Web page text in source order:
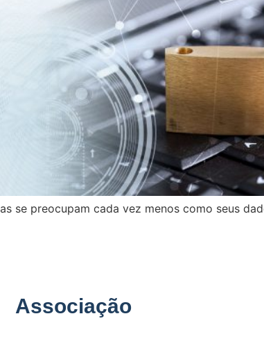
se preocupam cada vez menos como seus
Associação